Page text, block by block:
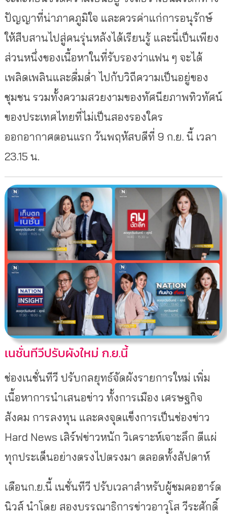
ปัญญาที่น่าภาคภูมิใจ และควรค่าแก่การอนุรักษ์
ให้สืบสานไปสู่คนรุ่นหลังได้เรียนรู้ และนี่เป็นเพียง
ส่วนหนึ่งของเนื้อหาในที่รับรองว่าแฟน ๆ จะได้
เพลิดเพลินและดื่มด่ำ ไปกับวิถีความเป็นอยู่ของ
ชุมชน รวมทั้งความสวยงามของทัศนียภาพทิวทัศน์
ของประเทศไทยที่ไม่เป็นสองรองใคร
ออกอากาศตอนแรก วันพฤหัสบดีที่ 9 ก.ย. นี้ เวลา
23.15 น.
เนชั่นทีวีปรับผังใหม่ ก.ย.นี้
ช่องเนชั่นทีวี ปรับกลยุทธ์จัดผังรายการใหม่ เพิ่ม
เนื้อหาการนำเสนอข่าว ทั้งการเมือง เศรษฐกิจ
สังคม การลงทุน และคงจุดแข็งการเป็นช่องข่าว
Hard News เสิร์ฟข่าวหนัก วิเคราะห์เจาะลึก ตีแผ่
ทุกประเด็นอย่างตรงไปตรงมา ตลอดทั้งสัปดาห์
เดือนก.ย.นี้ เนชั่นทีวี ปรับเวลาสำหรับผู้ชมคอฮาร์ด
นิวส์ นำโดย สองบรรณาธิการข่าวอาวุโส วีระศักดิ์